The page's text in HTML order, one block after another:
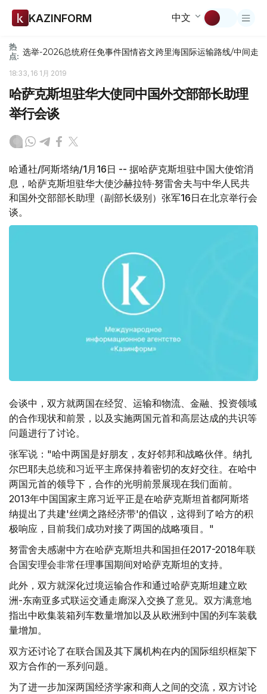
KAZINFORM 中文
热
点: 选举-2026总统府任免事件国情咨文跨里海国际运输路线/中间走廊
18:33, 16 1月 2019
哈萨克斯坦驻华大使同中国外交部部长助理
举行会谈
哈通社/阿斯塔纳/1月16日 -- 据哈萨克斯坦驻中国大使馆消
息，哈萨克斯坦驻华大使沙赫拉特·努雷舍夫与中华人民共
和国外交部部长助理（副部长级别）张军16日在北京举行会
谈。
会谈中，双方就两国在经贸、运输和物流、金融、投资领域
的合作现状和前景，以及实施两国元首和高层达成的共识等
问题进行了讨论。
张军说："哈中两国是好朋友，友好邻邦和战略伙伴。纳扎
尔巴耶夫总统和习近平主席保持着密切的友好交往。在哈中
两国元首的领导下，合作的光明前景展现在我们面前。
2013年中国国家主席习近平正是在哈萨克斯坦首都阿斯塔
纳提出了共建'丝绸之路经济带'的倡议，这得到了哈方的积
极响应，目前我们成功对接了两国的战略项目。"
努雷舍夫感谢中方在哈萨克斯坦共和国担任2017-2018年联
合国安理会非常任理事国期间对哈萨克斯坦的支持。
此外，双方就深化过境运输合作和通过哈萨克斯坦建立欧
洲-东南亚多式联运交通走廊深入交换了意见。双方满意地
指出中欧集装箱列车数量增加以及从欧洲到中国的列车装载
量增加。
双方还讨论了在联合国及其下属机构在内的国际组织框架下
双方合作的一系列问题。
为了进一步加深两国经济学家和商人之间的交流，双方讨论